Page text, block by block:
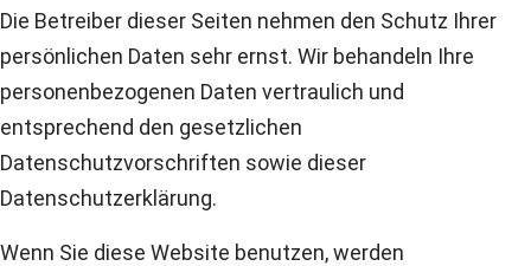
Die Betreiber dieser Seiten nehmen den Schutz Ihrer
persönlichen Daten sehr ernst. Wir behandeln Ihre
personenbezogenen Daten vertraulich und
entsprechend den gesetzlichen
Datenschutzvorschriften sowie dieser
Datenschutzerklärung.
Wenn Sie diese Website benutzen, werden